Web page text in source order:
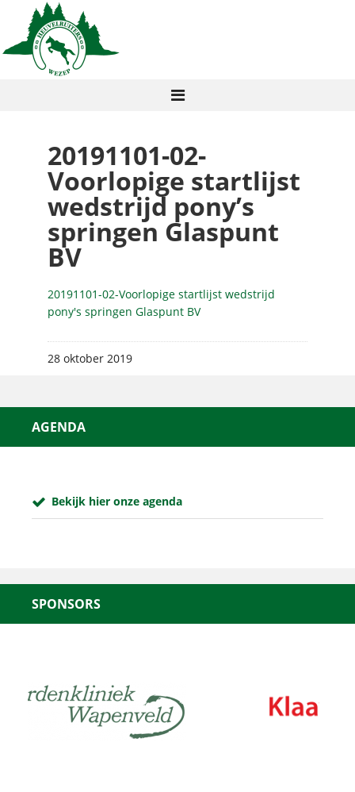
20191101-02-
Voorlopige startlijst
wedstrijd pony’s
springen Glaspunt
BV
20191101-02-Voorlopige startlijst wedstrijd
pony's springen Glaspunt BV
28 oktober 2019
AGENDA
Bekijk hier onze agenda
SPONSORS